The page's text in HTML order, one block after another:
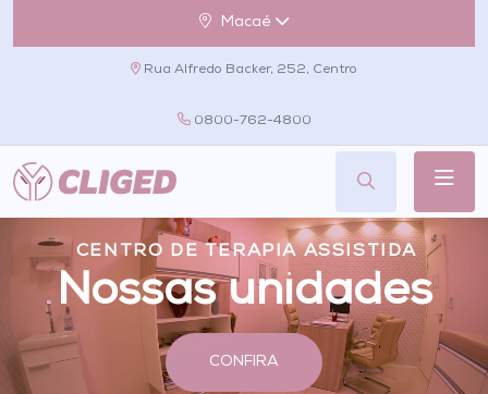
Macaé
Rua Alfredo Backer, 252, Centro
0800-762-4800
CENTRO DE TERAPIA ASSISTIDA
Nossas unidades
CONFIRA